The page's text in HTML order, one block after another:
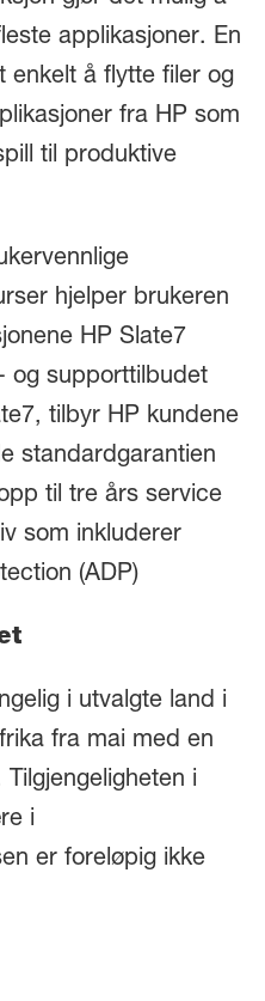
applikasjoner. En
enkelt å flytte filer og
fra HP som
til produktive
hjelper brukeren
HP Slate7
og supporttilbudet
7, tilbyr HP kundene
standardgarantien
til tre års service
som inkluderer
(ADP)
i utvalgte land i
fra mai med en
i
i
er foreløpig ikke